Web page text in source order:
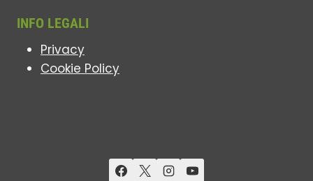
INFO LEGALI
Privacy
Cookie Policy